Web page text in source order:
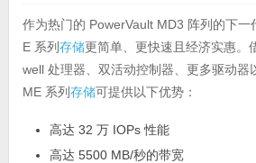
作为热门的 PowerVault MD3 阵列的下一
E 系列存储更简单、更快速且经济实惠。
well 处理器、双活动控制器、更多驱动器
ME 系列存储可提供以下优势：
高达 32 万 IOPs 性能
高达 5500 MB/秒的带宽